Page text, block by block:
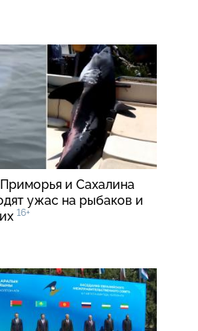
и Сахалина
ужас на рыбаков и
16+